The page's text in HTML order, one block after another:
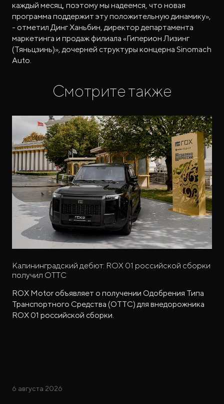
каждый месяц, поэтому мы надеемся, что новая
программа поддержит эту положительную динамику»,
- отметил Динг Ханьбин, директор департамента
маркетинга и продаж филиала «Гиперион Лизинг
(Тяньцзинь)», дочерней структуры концерна Sinomach
Auto.
Смотрите также
Калининградский дебют: ROX 01 российской сборки
получил ОТТС
ROX Motor объявляет о получении Одобрения Типа
Транспортного Средства (ОТТС) для внедорожника
ROX 01 российской сборки.
6 августа 2026